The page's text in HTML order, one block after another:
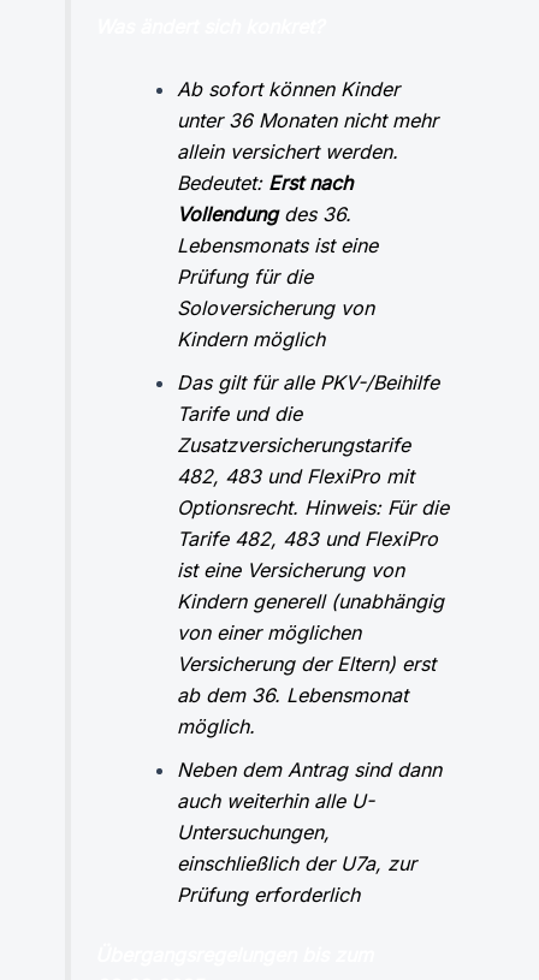
Ab sofort können Kinder
unter36 Monaten nicht mehr
allein versichert werden.
Bedeutet: Erst nach
Vollendungdes 36.
Lebensmonats ist eine
Prüfung für die
Soloversicherung von
Kindern möglich
Das gilt für alle PKV-/Beihilfe
Tarife und die
Zusatzversicherungstarife
482, 483 und FlexiPro mit
Optionsrecht. Hinweis: Für die
Tarife 482, 483 und FlexiPro
ist eine Versicherung von
Kindern generell (unabhängig
von einer möglichen
Versicherung der Eltern) erst
ab dem 36. Lebensmonat
möglich.
Neben dem Antrag sind dann
auch weiterhin alle U-
Untersuchungen,
einschließlich der U7a, zur
Prüfung erforderlich